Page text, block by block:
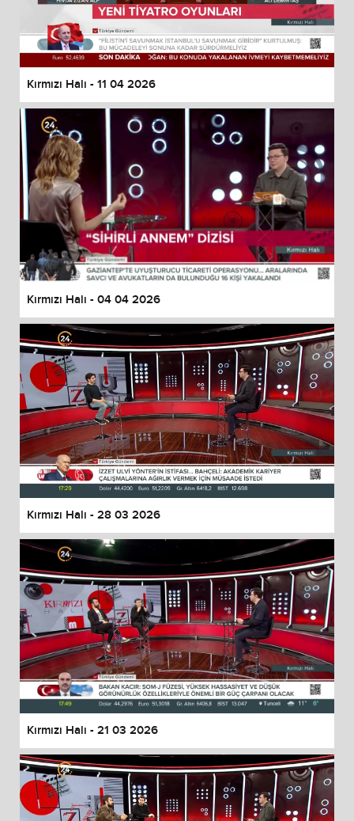
Kırmızı Halı - 11 04 2026
Kırmızı Halı - 04 04 2026
Kırmızı Halı - 28 03 2026
Kırmızı Halı - 21 03 2026